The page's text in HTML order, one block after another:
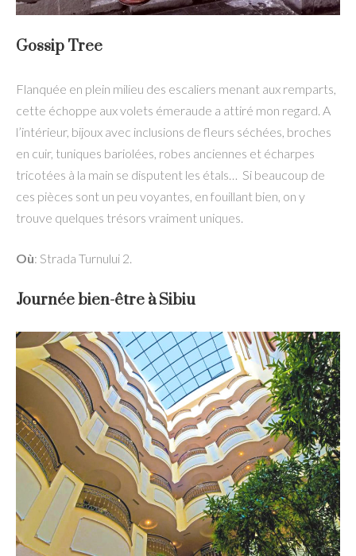
Gossip Tree
Flanquée en plein milieu des escaliers menant aux remparts,
cette échoppe aux volets émeraude a attiré mon regard. A
l’intérieur, bijoux avec inclusions de fleurs séchées, broches
en cuir, tuniques bariolées, robes anciennes et écharpes
tricotées à la main se disputent les étals… Si beaucoup de
ces pièces sont un peu voyantes, en fouillant bien, on y
trouve quelques trésors vraiment uniques.
Où: Strada Turnului 2.
Journée bien-être à Sibiu